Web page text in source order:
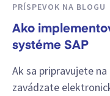
PRÍSPEVOK NA BLOGU
Ako
systéme SAP
Ak sa pripravujete na
zavádzate